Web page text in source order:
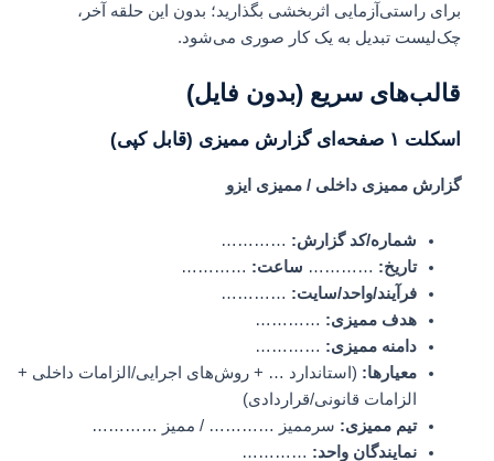
برای راستی‌آزمایی اثربخشی بگذارید؛ بدون این حلقه آخر،
چک‌لیست تبدیل به یک کار صوری می‌شود.
قالب‌های سریع (بدون فایل)
اسکلت ۱ صفحه‌ای گزارش ممیزی (قابل کپی)
گزارش ممیزی داخلی / ممیزی ایزو
شماره/کد گزارش:…………
تاریخ:…………ساعت:…………
فرآیند/واحد/سایت:…………
هدف ممیزی:…………
دامنه ممیزی:…………
معیارها:(استاندارد … + روش‌های اجرایی/الزامات داخلی +
الزامات قانونی/قراردادی)
تیم ممیزی:سرممیز ………… / ممیز …………
نمایندگان واحد:…………